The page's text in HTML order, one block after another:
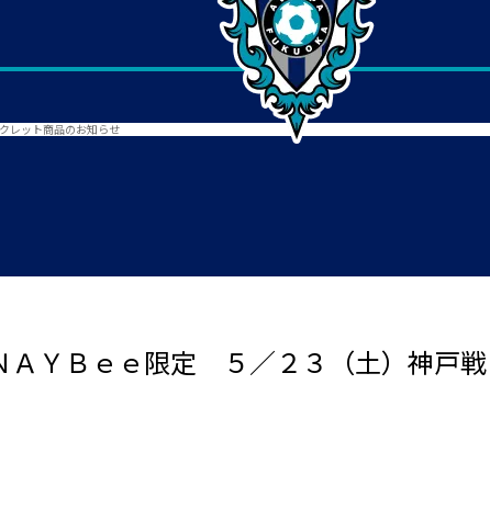
レット商品のお知らせ
ＡＹＢｅｅ限定 ５／２３（土）神戸